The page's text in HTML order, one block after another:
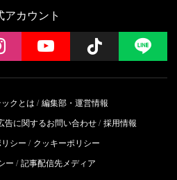
アカウント
instagramYouTube Follow
クとは
編集部・運営情報
告に関するお問い合わせ 採用情報
シー
クッキーポリシー
ー
記事配信先メディア